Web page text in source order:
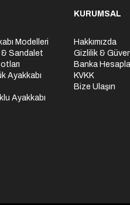
Modelleri
& Sandalet
Ayakkabı
Ayakkabı
KURUMSAL
Hakkımızda
Gizlilik &
Banka
KVKK
Bize Ulaşın